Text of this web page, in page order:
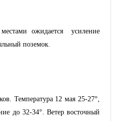
ожидается усиление
поземок.
Температура 12 мая 25-27°,
до 32-34°. Ветер восточный